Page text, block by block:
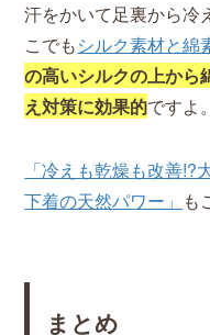
汗をかいて足裏から冷
こでもシルク素材と綿
の高いシルクの上から
え対策に効果的ですよ。
「冷えも乾燥も改善!?
下着の天然パワー」 も
まとめ